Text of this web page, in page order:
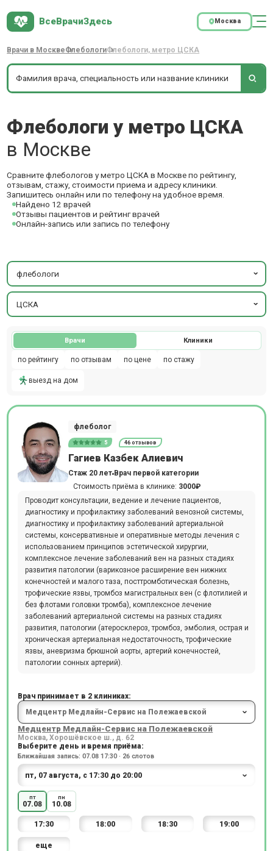
ВсеВрачиЗдесь Москва
Врачи в МосквеФлебологиФлебологи, метро ЦСКА
Флебологи у метро ЦСКА
в Москве
Сравните флебологов у метро ЦСКА в Москве по рейтингу,
отзывам, стажу, стоимости приема и адресу клиники.
Запишитесь онлайн или по телефону на удобное время.
Найдено 12 врачей
Отзывы пациентов и рейтинг врачей
Онлайн-запись или запись по телефону
флебологи
ЦСКА
Врачи Клиники
по рейтингу по отзывам по цене по стажу
выезд на дом
флеболог
5 46 отзывов
Гагиев Казбек Алиевич
Стаж 20 лет Врач первой категории
Стоимость приёма в клинике: 3000₽
Проводит консультации, ведение и лечение пациентов,
диагностику и профилактику заболеваний венозной системы,
диагностику и профилактику заболеваний артериальной
системы, консервативные и оперативные методы лечения с
использованием принципов эстетической хирургии,
комплексное лечение заболеваний вен на разных стадиях
развития патологии (варикозное расширение вен нижних
конечностей и малого таза, посттромботическая болезнь,
трофические язвы, тромбоз магистральных вен (с флотилией и
без флотами головки тромба), комплексное лечение
заболеваний артериальной системы на разных стадиях
развития, патологии (атеросклероз, тромбоз, эмболия, острая и
хроническая артериальная недостаточность, трофические
язвы, аневризма брюшной аорты, артерий конечностей,
патологии сонных артерий).
Врач принимает в 2 клиниках:
Медцентр Медлайн-Сервис на Полежаевской
Москва, Хорошёвское ш., д. 62
Выберите день и время приёма:
Ближайшая запись: 07.08 17:30 · 26 слотов
пт
07.08
пн
10.08
17:30 18:00 18:30 19:00
еще